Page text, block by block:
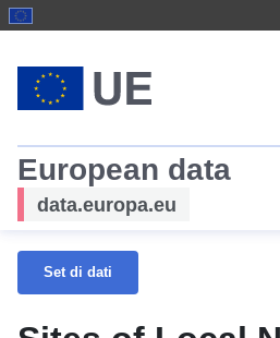
European data
data.europa.eu
Set di dati